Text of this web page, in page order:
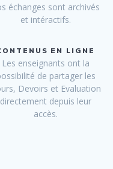
échanges sont archivés
et intéractifs.
EN LIGNE
Les enseignants ont la
de partager les
Devoirs et Evaluation
directement depuis leur
accès.